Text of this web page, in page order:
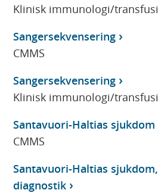
Klinisk immunologi/
Sangersekvensering
CMMS
Sangersekvensering
Klinisk immunologi/
Santavuori-Haltias sjukdom
CMMS
Santavuori-Haltias
diagnostik